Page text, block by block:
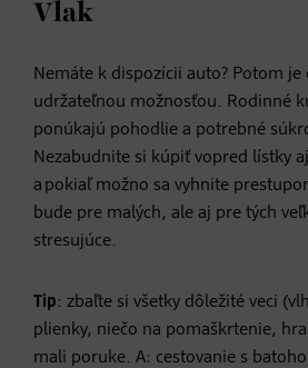
Vlak
Nemáte k dispozícii auto? Potom je
udržateľnou možnosťou. Rodinné
ponúkajú pohodlie a potrebné
Nezabudnite si kúpiť vopred lístky
a pokiaľ možno sa vyhnite
bude pre malých, ale aj pre tých
stresujúce.
Tip: zbaľte si všetky dôležité veci
plienky, niečo na pomaškrtenie,
mali poruke. A: cestovanie s